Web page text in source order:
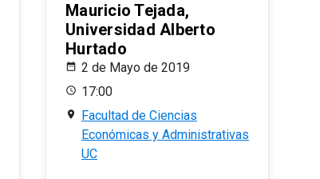
Mauricio Tejada,
Universidad Alberto
Hurtado
2 de Mayo de 2019
17:00
Facultad de Ciencias
Económicas y Administrativas
UC